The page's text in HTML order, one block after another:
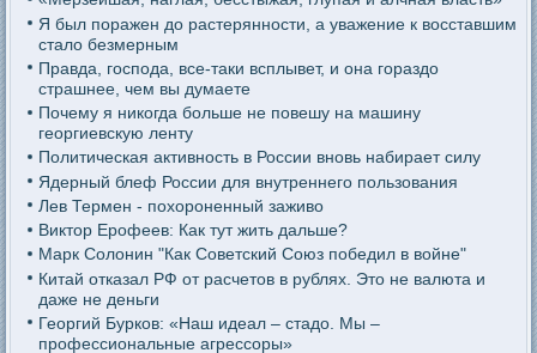
Я был поражен до растерянности, а уважение к восставшим
стало безмерным
Правда, господа, все-таки всплывет, и она гораздо
страшнее, чем вы думаете
Почему я никогда больше не повешу на машину
георгиевскую ленту
Политическая активность в России вновь набирает силу
Ядерный блеф России для внутреннего пользования
Лев Термен - похороненный заживо
Виктор Ерофеев: Как тут жить дальше?
Марк Солонин "Как Советский Союз победил в войне"
Китай отказал РФ от расчетов в рублях. Это не валюта и
даже не деньги
Георгий Бурков: «Наш идеал – стадо. Мы –
профессиональные агрессоры»